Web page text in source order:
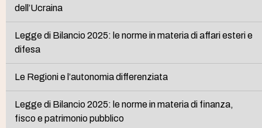
dell’Ucraina
Legge di Bilancio 2025: le norme in materia di affari esteri e
difesa
Le Regioni e l’autonomia differenziata
Legge di Bilancio 2025: le norme in materia di finanza,
fisco e patrimonio pubblico